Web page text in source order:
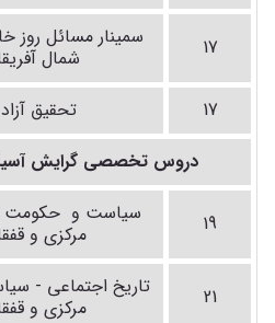
17
سمینار مسائل روز
شمال
17 تحقیق آزاد
دروس تخصصی گرایش
19
سیاست و حکومت
مرکزی و
21
تاریخ اجتماعی -
مرکزی و